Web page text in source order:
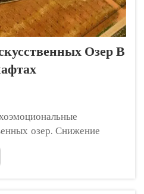
Озер В
озер. Снижение
искусственных
искусственных озер
до 38% в течение 20